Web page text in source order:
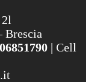
Brescia
| Cell